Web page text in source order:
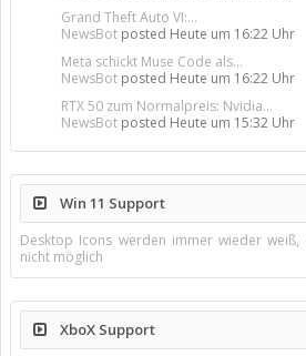
Grand Theft Auto VI:...
NewsBot posted Heute um 16:22 Uhr
Meta schickt Muse Code als...
NewsBot posted Heute um 16:22 Uhr
RTX 50 zum Normalpreis: Nvidia...
NewsBot posted Heute um 15:32 Uhr
Win 11 Support
Desktop Icons werden immer wieder
nicht möglich
XboX Support